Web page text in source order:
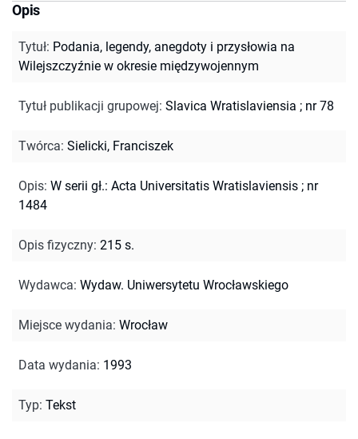
Opis
Tytuł: Podania, legendy, anegdoty i przysłowia na
Wilejszczyźnie w okresie międzywojennym
Tytuł publikacji grupowej: Slavica Wratislaviensia ; nr 78
Twórca: Sielicki, Franciszek
Opis: W serii gł.: Acta Universitatis Wratislaviensis ; nr
1484
Opis fizyczny: 215 s.
Wydawca: Wydaw. Uniwersytetu Wrocławskiego
Miejsce wydania: Wrocław
Data wydania: 1993
Typ: Tekst